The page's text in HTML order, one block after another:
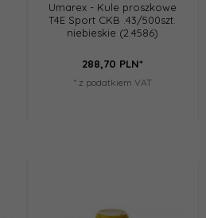
Umarex - Kule proszkowe
T4E Sport CKB .43/500szt.
niebieskie (2.4586)
288,70 PLN*
* z podatkiem VAT